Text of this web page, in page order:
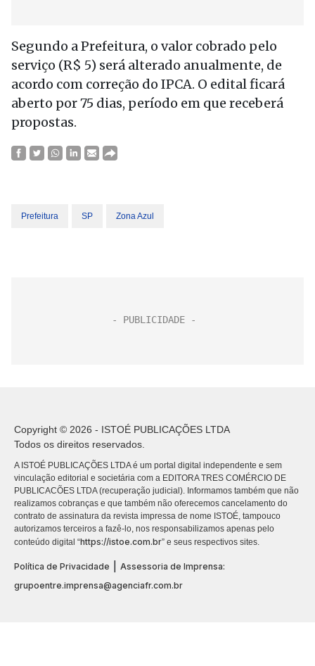
Segundo a Prefeitura, o valor cobrado pelo
serviço (R$ 5) será alterado anualmente, de
acordo com correção do IPCA. O edital ficará
aberto por 75 dias, período em que receberá
propostas.
Prefeitura SP Zona Azul
Copyright © 2026 - ISTOÉ PUBLICAÇÕES LTDA
Todos os direitos reservados.
A ISTOÉ PUBLICAÇÕES LTDA é um portal digital independente e sem
vinculação editorial e societária com a EDITORA TRES COMÉRCIO DE
PUBLICACÕES LTDA (recuperação judicial). Informamos também que não
realizamos cobranças e que também não oferecemos cancelamento do
contrato de assinatura da revista impressa de nome ISTOÉ, tampouco
autorizamos terceiros a fazê-lo, nos responsabilizamos apenas pelo
conteúdo digital “https://istoe.com.br” e seus respectivos sites.
Política de Privacidade
Assessoria de Imprensa:
grupoentre.imprensa@agenciafr.com.br